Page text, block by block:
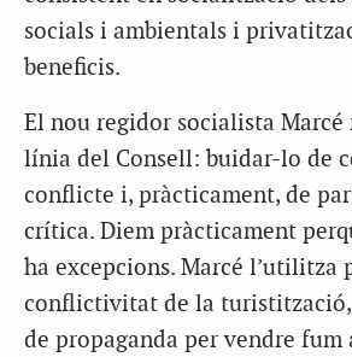
socials i ambientals i
beneficis.
El nou regidor socialista Marcé
línia del Consell: buidar-lo de
conflicte i, pràcticament, de
crítica. Diem pràcticament
ha excepcions. Marcé l’utilitza
conflictivitat de la turistització,
de propaganda per vendre fum